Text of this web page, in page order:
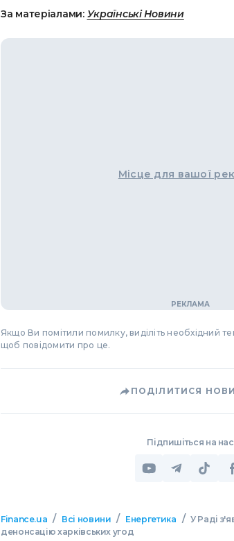
За матеріалами: Українські Новини
Місце для вашої
Якщо Ви помітили помилку, виділіть необхідний
щоб повідомити про це.
ПОДІЛИТИСЯ
Підпишіться на нас
Finance.ua / Всі новини / Енергетика / У Раді
денонсацію харківських угод